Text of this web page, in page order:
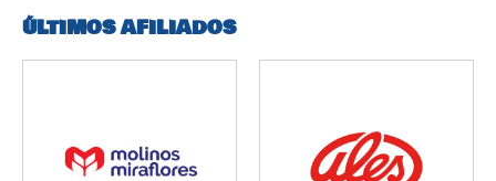
ÚLTIMOS AFILIADOS